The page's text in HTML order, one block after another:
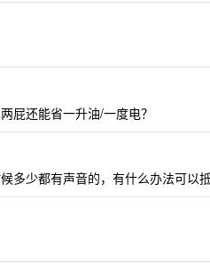
屁还能省一升油/一度电？
多少都有声音的，有什么办法可以